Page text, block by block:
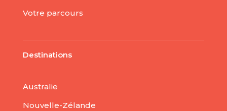
Votre parcours
Destinations
Australie
Nouvelle-Zélande